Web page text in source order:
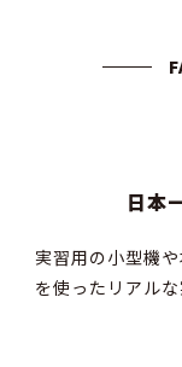
日本
実習用の小型機
を使ったリアル